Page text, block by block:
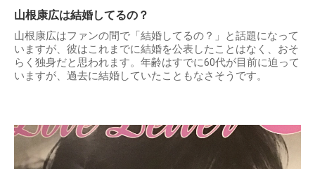
山根康広は結婚してるの？
山根康広はファンの間で「結婚してるの？」と話題になって
いますが、彼はこれまでに結婚を公表したことはなく、おそ
らく独身だと思われます。年齢はすでに60代が目前に迫って
いますが、過去に結婚していたこともなさそうです。